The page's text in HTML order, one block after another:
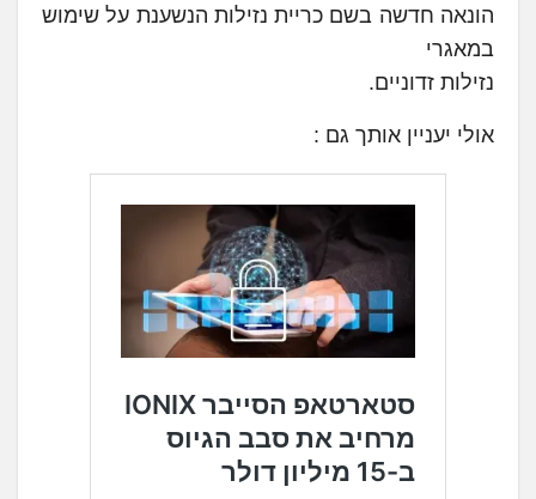
הונאה חדשה בשם כריית נזילות הנשענת על שימוש
במאגרי
נזילות זדוניים.
אולי יעניין אותך גם :